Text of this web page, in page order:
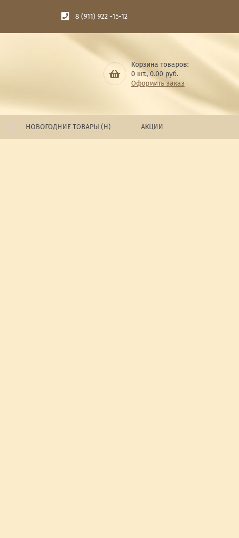
8 (911) 922 -15-12
Корзина товаров:
0 шт.,0.00 руб.
Оформить заказ
НОВОГОДНИЕ ТОВАРЫ (Н) АКЦИИ